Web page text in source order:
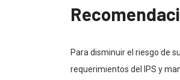
Para disminuir el riesgo de
requerimientos del IPS y